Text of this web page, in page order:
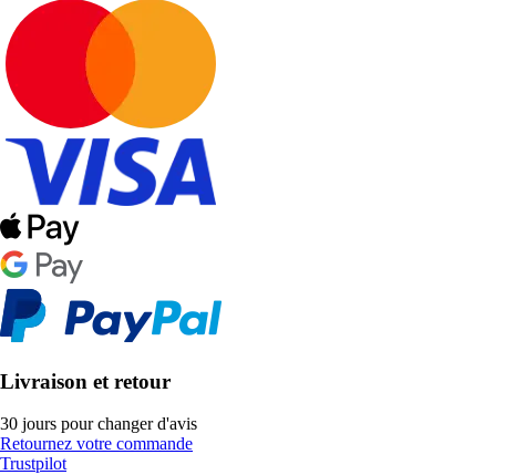
Livraison et retour
30 jours pour changer d'avis
Retournez votre commande
Trustpilot